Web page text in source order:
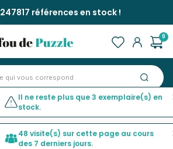
références en stock !
0
et Villages
Il ne reste plus que 3 exemplaire(s) en
stock.
48 visite(s) sur cette page au cours
des 7 derniers jours.